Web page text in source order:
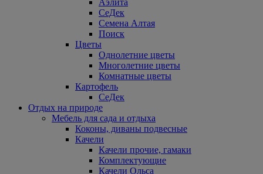
Аэлита
СеДек
Семена Алтая
Поиск
Цветы
Однолетние цветы
Многолетние цветы
Комнатные цветы
Картофель
СеДек
Отдых на природе
Мебель для сада и отдыха
Коконы, диваны подвесные
Качели
Качели прочие, гамаки
Комплектующие
Качели Ольса